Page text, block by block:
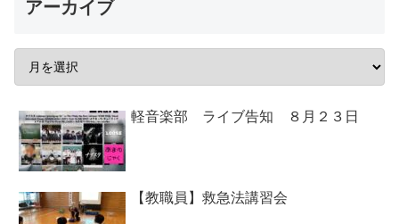
アーカイブ
軽音楽部 ライブ告知 ８月２３日
【教職員】救急法講習会